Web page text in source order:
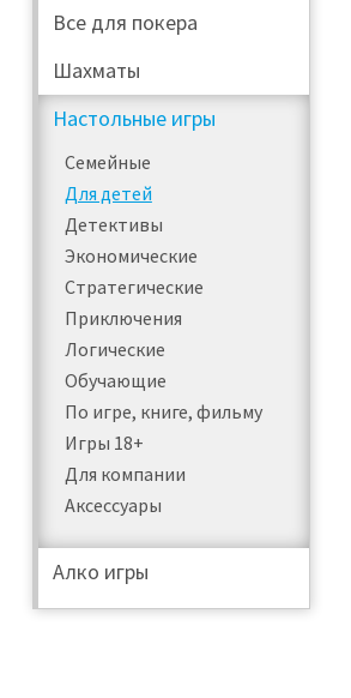
Все для покера
Шахматы
Настольные игры
Семейные
Для детей
Детективы
Экономические
Стратегические
Приключения
Логические
Обучающие
По игре, книге, фильму
Игры 18+
Для компании
Аксессуары
Алко игры